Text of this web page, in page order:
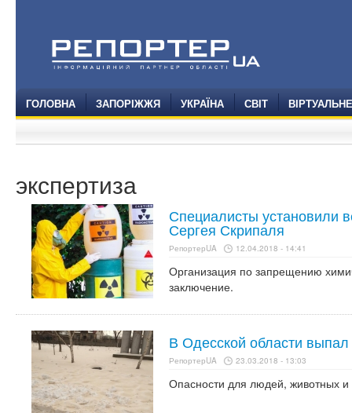
ГОЛОВНА ЗАПОРІЖЖЯ УКРАЇНА СВІТ
экспертиза
Специалисты установили
Сергея Скрипаля
РепортерUA 12.04.2018 - 14:41
Организация по запрещению
заключение.
В Одесской области
РепортерUA 23.03.2018 - 13:03
Опасности для людей, животных и